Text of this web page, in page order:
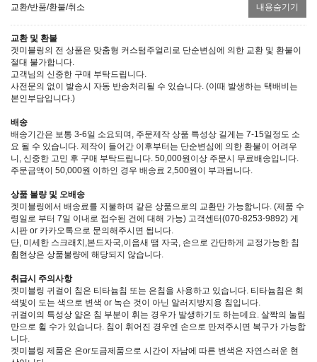
교환/반품/환불/취소 내용숨기기
교환 및 환불
겟미블링의 전 상품은 맞춤형 커스텀주얼리로 단순변심에 의한 교환 및 환불이
절대 불가합니다.
고객님의 신중한 구매 부탁드립니다.
사전문의 없이 발송시 자동 반송처리될 수 있습니다. (이때 발생하는 택배비는
본인부담입니다.)
배송
배송기간은 보통 3-6일 소요되며, 주문제작 상품 특성상 길게는 7-15일정도 소
요 될 수 있습니다. 제작이 들어간 이후부터는 단순변심에 의한 환불이 어려우
니, 신중한 고민 후 구매 부탁드립니다. 50,000원이상 주문시 무료배송입니다.
주문금액이 50,000원 이하인 경우 배송료 2,500원이 부과됩니다.
상품 불량 및 오배송
겟미블링에서 배송료를 지불하며 같은 상품으로의 교환만 가능합니다. (제품 수
령일로 부터 7일 이내로 접수된 건에 대해 가능) 고객센터(070-8253-9892) 게
시판 or 카카오톡으로 문의해주시면 됩니다.
단, 미세한 스크래치,본드자국,이음새 땜 자국, 손으로 간단하게 교정가능한 침
휨현상은 상품불량에 해당되지 않습니다.
취급시 주의사항
겟미블링 귀걸이 침은 티타늄침 또는 은침을 사용하고 있습니다. 티타늄침은 회
색빛이 도는 색으로 변색 or 녹슨 것이 아닌 알러지방지용 침입니다.
귀걸이의 특성상 얇은 침 부분이 휘는 경우가 발생하기도 하는데요. 살짝의 눌림
만으로 휠 수가 있습니다. 침이 휘어진 경우엔 손으로 만져주시면 복구가 가능합
니다.
겟미블링 제품은 은or도금제품으로 시간이 자남에 따른 변색은 자연스러운 현